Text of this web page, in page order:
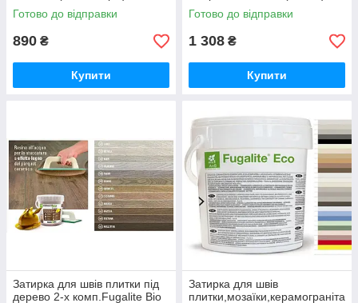
Готово до відправки
890 ₴
Купити
концентрат.
Готово до відправки
1 308 ₴
Купити
Затирка для швів плитки під
дерево 2-х комп.Fugalite Bio
Затирка для швів
плитки,мозаїки,керамограніта